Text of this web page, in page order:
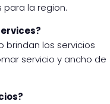
la region.
brindan los servicios
servicio y ancho de